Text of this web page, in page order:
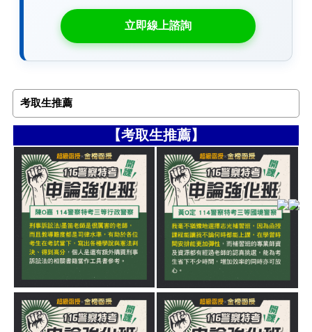
立即線上諮詢
考取生推薦
【考取生推薦】